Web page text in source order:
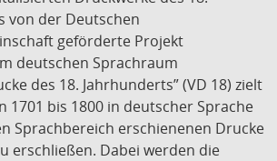
von der Deutschen
geförderte Projekt
deutschen Sprachraum
des 18. Jahrhunderts” (VD 18) zielt
1701 bis 1800 in deutscher Sprache
Sprachbereich erschienenen Drucke
erschließen. Dabei werden die